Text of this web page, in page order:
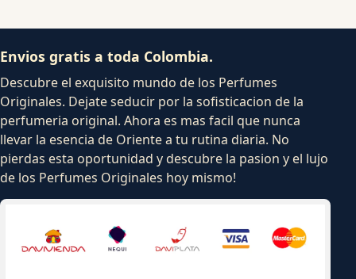
Envios gratis a toda Colombia.
Descubre el exquisito mundo de los Perfumes
Originales. Dejate seducir por la sofisticacion de la
perfumeria original. Ahora es mas facil que nunca
llevar la esencia de Oriente a tu rutina diaria. No
pierdas esta oportunidad y descubre la pasion y el lujo
de los Perfumes Originales hoy mismo!